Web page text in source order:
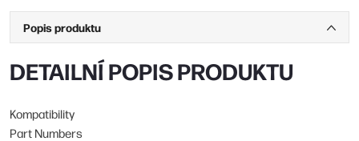
Popis produktu
DETAILNÍ POPIS PRODUKTU
Kompatibility
Part Numbers